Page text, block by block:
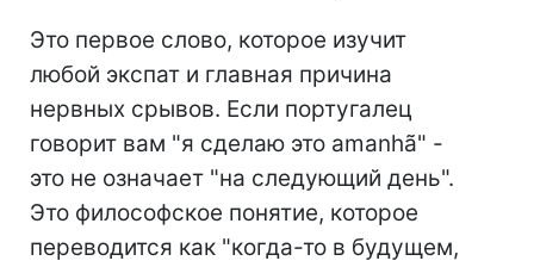
Это первое слово, которое изучит
любой экспат и главная причина
нервных срывов. Если португалец
говорит вам "я сделаю это amanhã" -
это не означает "на следующий день".
Это философское понятие, которое
переводится как "когда-то в будущем,